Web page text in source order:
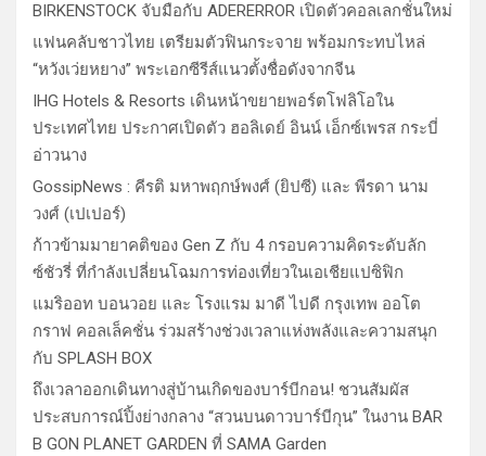
BIRKENSTOCK จับมือกับ ADERERROR เปิดตัวคอลเลกชั่นใหม่
แฟนคลับชาวไทย เตรียมตัวฟินกระจาย พร้อมกระทบไหล่
“หวังเว่ยหยาง” พระเอกซีรีส์แนวตั้งชื่อดังจากจีน
IHG Hotels & Resorts เดินหน้าขยายพอร์ตโฟลิโอใน
ประเทศไทย ประกาศเปิดตัว ฮอลิเดย์ อินน์ เอ็กซ์เพรส กระบี่
อ่าวนาง
GossipNews : คีรติ มหาพฤกษ์พงศ์ (ยิปซี) และ พีรดา นาม
วงศ์ (เปเปอร์)
ก้าวข้ามมายาคติของ Gen Z กับ 4 กรอบความคิดระดับลัก
ซ์ชัวรี่ ที่กำลังเปลี่ยนโฉมการท่องเที่ยวในเอเชียแปซิฟิก
แมริออท บอนวอย และ โรงแรม มาดี ไปดี กรุงเทพ ออโต
กราฟ คอลเล็คชั่น ร่วมสร้างช่วงเวลาแห่งพลังและความสนุก
กับ SPLASH BOX
ถึงเวลาออกเดินทางสู่บ้านเกิดของบาร์บีกอน! ชวนสัมผัส
ประสบการณ์ปิ้งย่างกลาง “สวนบนดาวบาร์บีกุน” ในงาน BAR
B GON PLANET GARDEN ที่ SAMA Garden